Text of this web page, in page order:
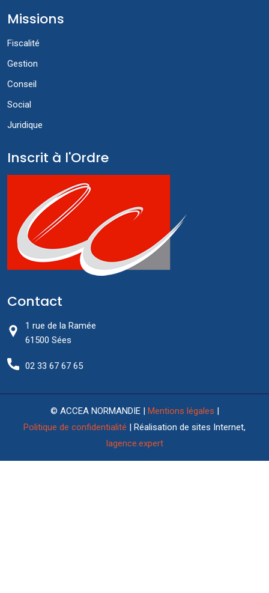
Missions
Fiscalité
Gestion
Conseil
Social
Juridique
Inscrit à l'Ordre
Contact
1 rue de la Ramée
61500 Sées
02 33 67 67 65
© ACCEA NORMANDIE | Mentions légales |
Politique de confidentialité | Réalisation de sites Internet,
lagence.expert